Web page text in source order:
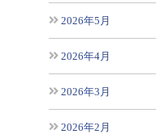
2026年5月
2026年4月
2026年3月
2026年2月